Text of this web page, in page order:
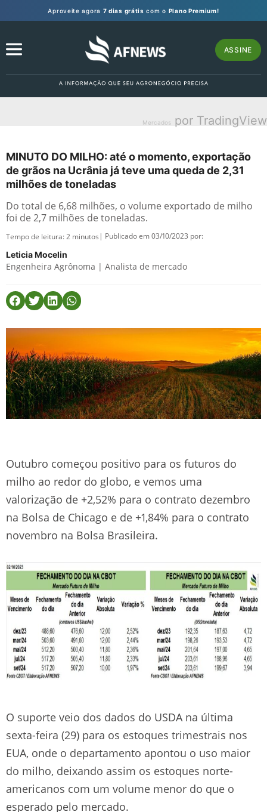
Aproveite agora 7 dias grátis com o Plano Premium!
ASSINE
Mercados por TradingView
MINUTO DO MILHO: até o momento, exportação
de grãos na Ucrânia já teve uma queda de 2,31
milhões de toneladas
Do total de 6,68 milhões, o volume exportado de milho
foi de 2,7 milhões de toneladas.
Tempo de leitura:2 minutos | Publicado em 03/10/2023 por:
Leticia Mocelin
Engenheira Agrônoma | Analista de mercado
Outubro começou positivo para os futuros do
milho ao redor do globo, e vemos uma
valorização de +2,52% para o contrato dezembro
na Bolsa de Chicago e de +1,84% para o contrato
novembro na Bolsa Brasileira.
O suporte veio dos dados do USDA na última
sexta-feira (29) para os estoques trimestrais nos
EUA, onde o departamento apontou o uso maior
do milho, deixando assim os estoques norte-
americanos com um volume menor do que o
esperado pelo mercado.